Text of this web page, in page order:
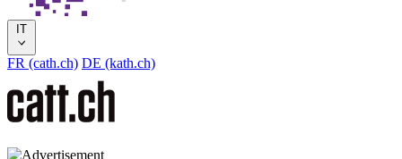
IT
FR (cath.ch) DE (kath.ch)